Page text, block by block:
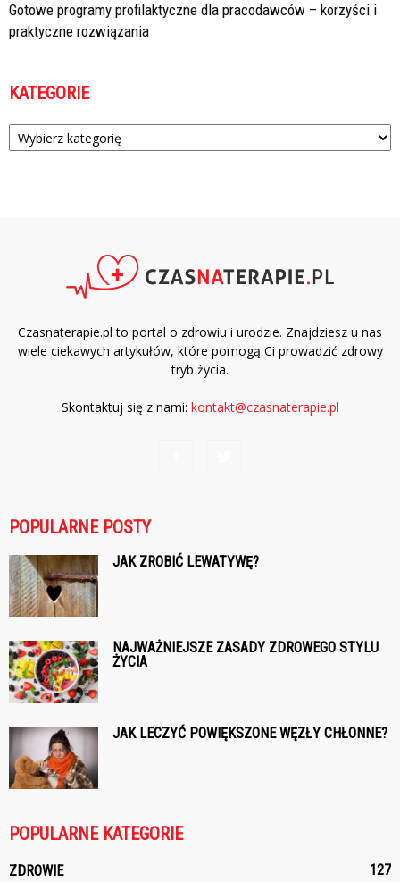
Gotowe programy profilaktyczne dla pracodawców – korzyści i
praktyczne rozwiązania
KATEGORIE
Kategorie
Czasnaterapie.pl to portal o zdrowiu i urodzie. Znajdziesz u nas
wiele ciekawych artykułów, które pomogą Ci prowadzić zdrowy
tryb życia.
Skontaktuj się z nami: kontakt@czasnaterapie.pl
POPULARNE POSTY
JAK ZROBIĆ LEWATYWĘ?
NAJWAŻNIEJSZE ZASADY ZDROWEGO STYLU
ŻYCIA
JAK LECZYĆ POWIĘKSZONE WĘZŁY CHŁONNE?
POPULARNE KATEGORIE
ZDROWIE 127